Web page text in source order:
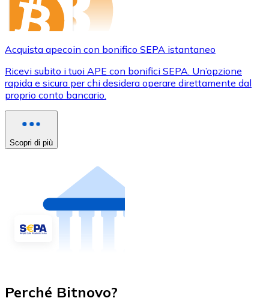
Acquista apecoin con bonifico SEPA istantaneo
Ricevi subito i tuoi APE con bonifici SEPA. Un’opzione
rapida e sicura per chi desidera operare direttamente dal
proprio conto bancario.
Scopri di più
Perché Bitnovo?